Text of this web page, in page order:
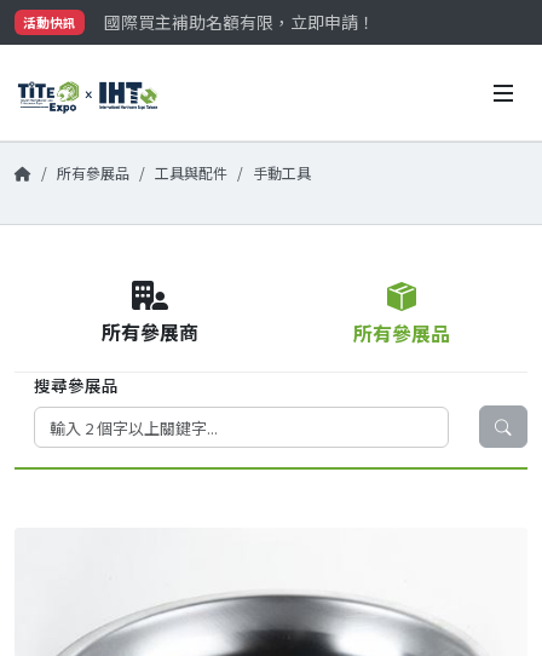
活動快訊
國際買主補助名額有限，立即申請！
參觀門票開放申請中‼️
國際買主補助名額有限，立即申請！
所有參展品 工具與配件 手動工具
所有參展商 所有參展品
搜尋參展品